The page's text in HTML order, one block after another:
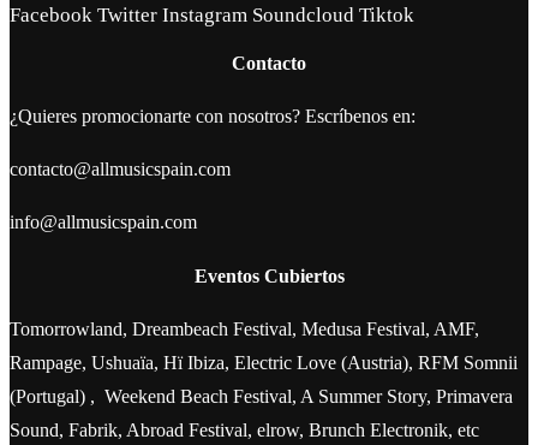
Facebook Twitter Instagram Soundcloud Tiktok
Contacto
¿Quieres promocionarte con nosotros? Escríbenos en:
contacto@allmusicspain.com
info@allmusicspain.com
Eventos Cubiertos
Tomorrowland, Dreambeach Festival, Medusa Festival, AMF,
Rampage, Ushuaïa, Hï Ibiza, Electric Love (Austria), RFM Somnii
(Portugal) , Weekend Beach Festival, A Summer Story, Primavera
Sound, Fabrik, Abroad Festival, elrow, Brunch Electronik, etc